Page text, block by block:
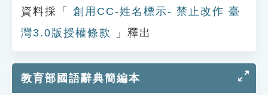
資料採「
創用CC-姓名標示- 禁止改作 臺
灣3.0版授權條款
」釋出
教育部國語辭典簡編本